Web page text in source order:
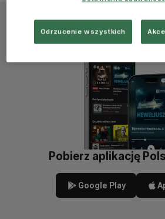
Pobierz aplikację
Google Play
Odrzucenie wszystkich